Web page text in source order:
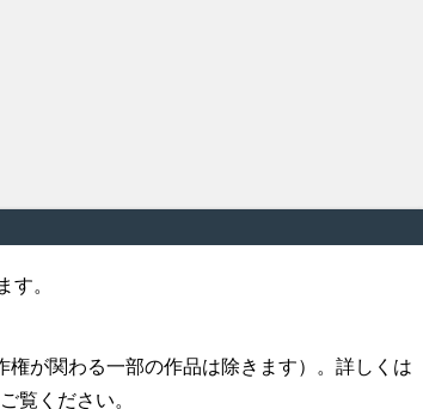
す。
が関わる一部の作品は除きます）。詳しくは
覧ください。